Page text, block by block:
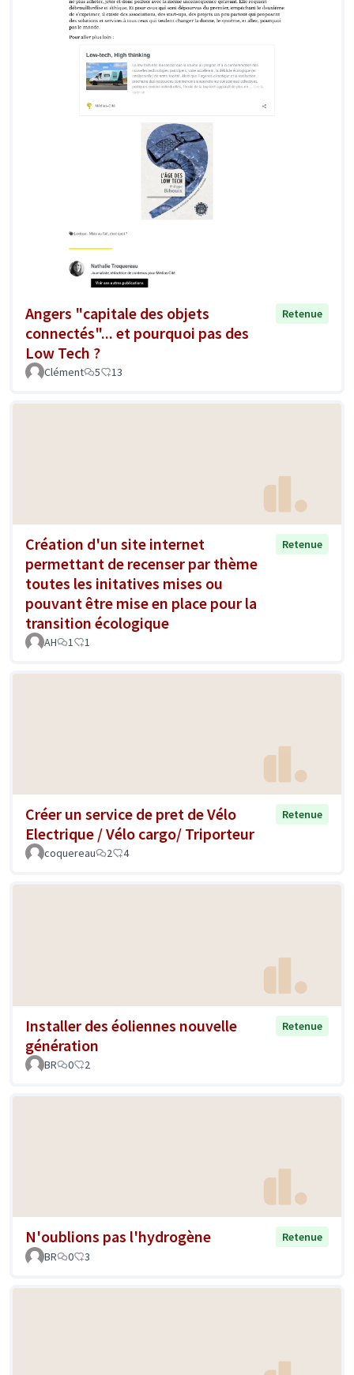
Angers "capitale des objets
connectés"... et pourquoi pas des
Low Tech ?
Retenue
Clément 5 13
Création d'un site internet
permettant de recenser par thème
toutes les initatives mises ou
pouvant être mise en place pour la
transition écologique
Retenue
AH 1 1
Créer un service de pret de Vélo
Electrique / Vélo cargo/ Triporteur
Retenue
coquereau 2 4
Installer des éoliennes nouvelle
génération
Retenue
BR 0 2
N'oublions pas l'hydrogène
Retenue
BR
0 3